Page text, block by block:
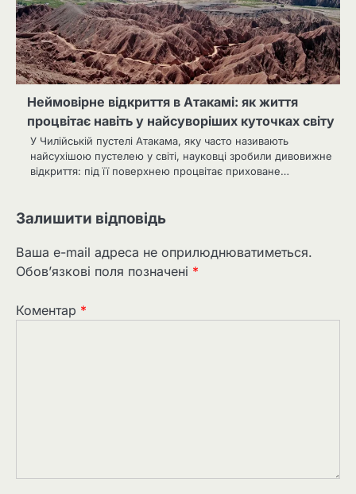
Неймовірне відкриття в Атакамі: як життя
процвітає навіть у найсуворіших куточках світу
У Чилійській пустелі Атакама, яку часто називають
найсухішою пустелею у світі, науковці зробили дивовижне
відкриття: під її поверхнею процвітає приховане…
Залишити відповідь
Ваша e-mail адреса не оприлюднюватиметься.
Обов’язкові поля позначені *
Коментар *